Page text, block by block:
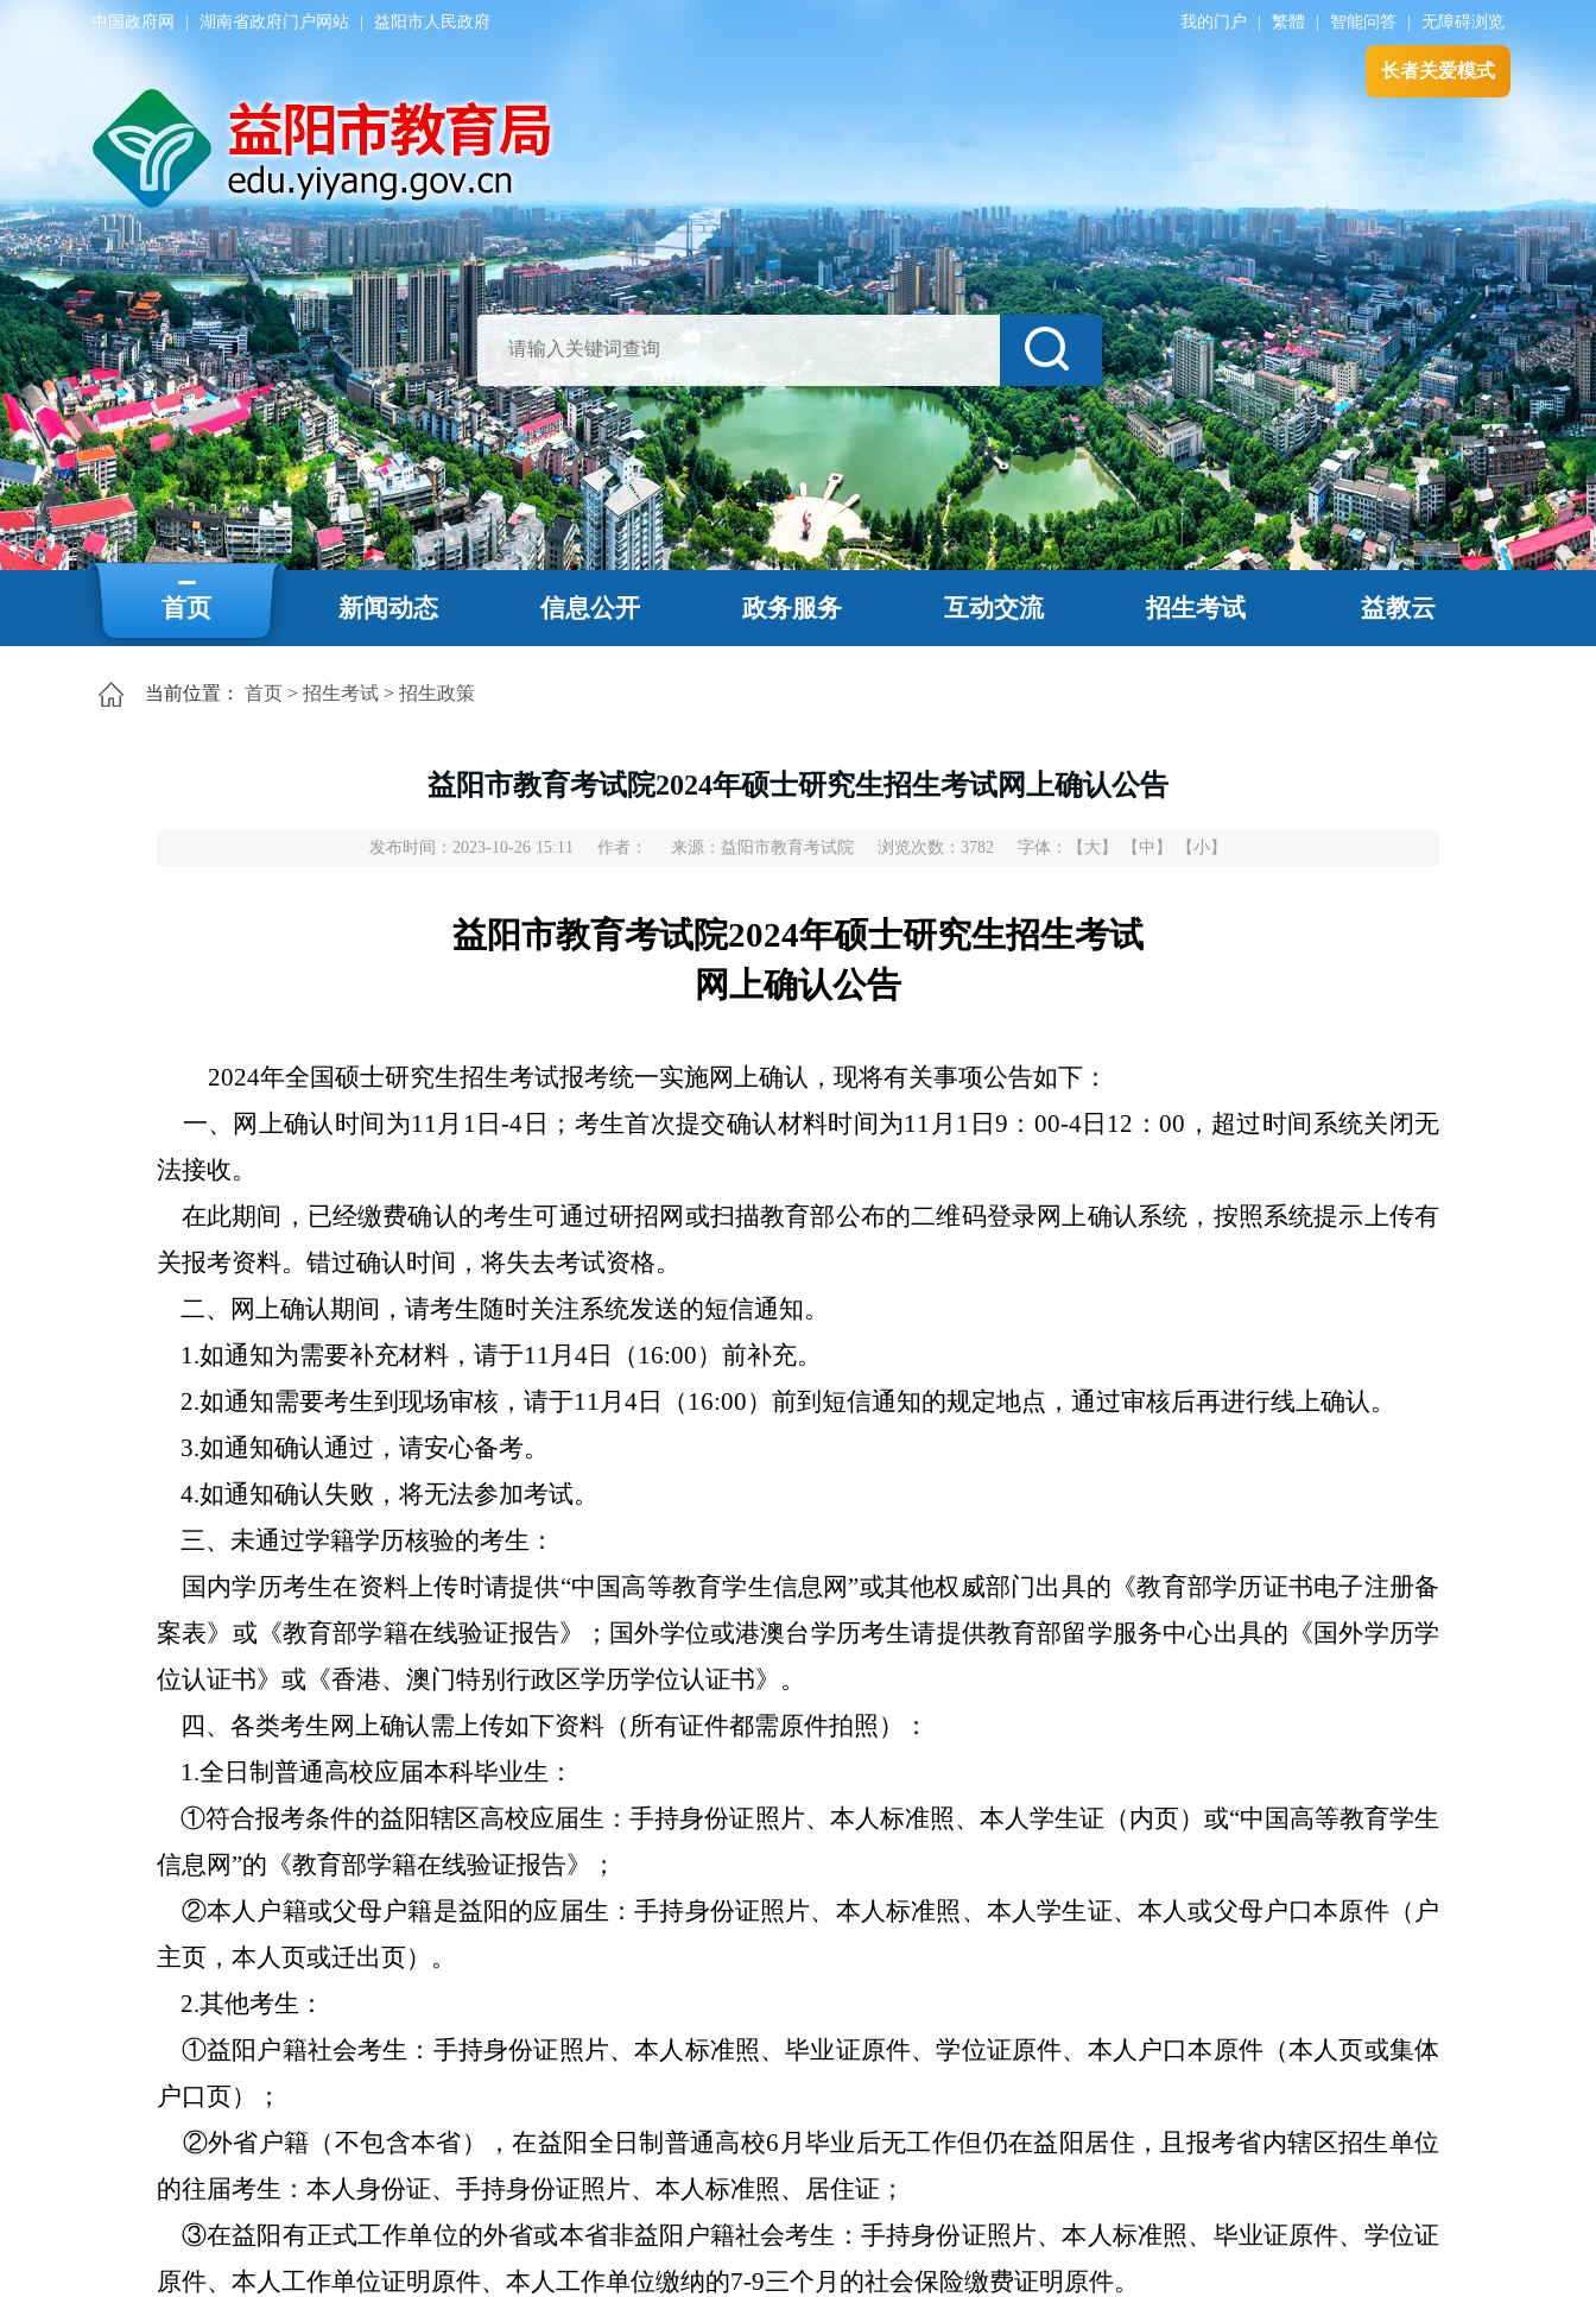
中国政府网 湖南省政府门户网站 益阳市人民政府 我的门户 繁體 智能问答 无障碍浏览
长者关爱模式
首页 新闻动态 信息公开 政务服务 互动交流 招生考试 益教云
当前位置： 首页 > 招生考试 > 招生政策
益阳市教育考试院2024年硕士研究生招生考试网上确认公告
发布时间：2023-10-26 15:11 作者： 来源：益阳市教育考试院 浏览次数： 3782 字体： 【大】 【中】 【小】
益阳市教育考试院2024年硕士研究生招生考试
网上确认公告
2024年全国硕士研究生招生考试报考统一实施网上确认，现将有关事项公告如下：
一、网上确认时间为11月1日-4日；考生首次提交确认材料时间为11月1日9：00-4日12：00，超过时间系统关闭无
法接收。
在此期间，已经缴费确认的考生可通过研招网或扫描教育部公布的二维码登录网上确认系统，按照系统提示上传有
关报考资料。错过确认时间，将失去考试资格。
二、网上确认期间，请考生随时关注系统发送的短信通知。
1.如通知为需要补充材料，请于11月4日（16:00）前补充。
2.如通知需要考生到现场审核，请于11月4日（16:00）前到短信通知的规定地点，通过审核后再进行线上确认。
3.如通知确认通过，请安心备考。
4.如通知确认失败，将无法参加考试。
三、未通过学籍学历核验的考生 ：
国内学历考生在资料上传时请提供“中国高等教育学生信息网”或其他权威部门出具的《教育部学历证书电子注册备
案表》或《教育部学籍在线验证报告》；国外学位或港澳台学历考生请提供教育部留学服务中心出具的《国外学历学
位认证书》或《香港、澳门特别行政区学历学位认证书》。
四、各类考生网上确认需上传如下资料（所有证件都需原件拍照）：
1.全日制普通高校应届本科毕业生：
①符合报考条件的益阳辖区高校应届生：手持身份证照片、本人标准照、本人学生证（内页）或“中国高等教育学生
信息网”的《教育部学籍在线验证报告》
；
②本人户籍或父母户籍是益阳的应届生：手持身份证照片、本人标准照、本人学生证、本人或父母户口本原件（户
主页，本人页或迁出页）。
2.其他考生：
①益阳户籍社会考生：手持身份证照片、本人标准照、毕业证原件、学位证原件、本人户口本原件（本人页或集体
户口页）
；
②外省户籍（不包含本省），在益阳全日制普通高校6月毕业后无工作但仍在益阳居住，且报考省内辖区招生单位
的往届考生：本人身份证、手持身份证照片、本人标准照、居住证 ；
③在益阳有正式工作单位的外省或本省非益阳户籍社会考生：手持身份证照片、本人标准照、毕业证原件、学位证
原件、本人工作单位证明原件、本人工作单位缴纳的7-9三个月的社会保险缴费证明原件。